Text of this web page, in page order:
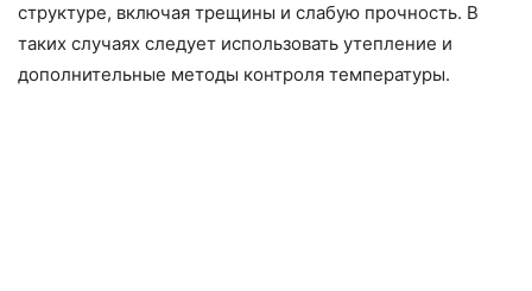
структуре, включая трещины и слабую прочность. В
таких случаях следует использовать утепление и
дополнительные методы контроля температуры.